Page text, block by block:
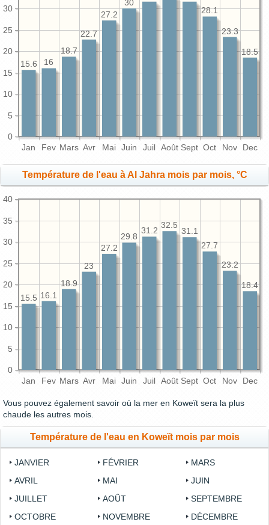
Jan Fev Mars Avr Mai Juin Juil Août Sept Oct Nov Dec
0
5
10
15
20
25
30
18.5
23.3
28.1
30
27.2
22.7
18.7
16
15.6
Température de l'eau à Al Jahra mois par mois, °C
Jan Fev Mars Avr Mai Juin Juil Août Sept Oct Nov Dec
0
5
10
15
20
25
30
35
40
18.4
23.2
27.7
31.1
32.5
31.2
29.8
27.2
23
18.9
16.1
15.5
Vous pouvez également savoir où la mer en Koweït sera la plus
chaude les autres mois.
Température de l'eau en Koweït mois par mois
JANVIER FÉVRIER
MARS
AVRIL
MAI
JUIN
JUILLET
AOÛT
SEPTEMBRE
OCTOBRE
NOVEMBRE DÉCEMBRE